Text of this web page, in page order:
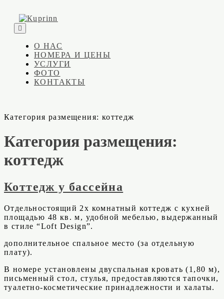
content
Кuprinn
Гостевой дом в Балаклаве
О НАС
НОМЕРА И ЦЕНЫ
УСЛУГИ
ФОТО
КОНТАКТЫ
Категория размещения: коттедж
Категория размещения:
коттедж
Коттедж у бассейна
Отдельностоящий 2х комнатный коттедж с кухней
площадью 48 кв. м, удобной мебелью, выдержанный
в стиле “Loft Design”.
дополнительное спальное место (за отдельную
плату).
В номере установлены двуспальная кровать (1,80 м),
письменный стол, стулья, предоставляются тапочки,
туалетно-косметические принадлежности и халаты.